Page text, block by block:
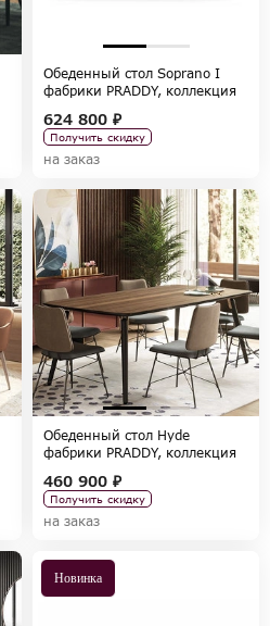
Обеденный стол Soprano I
фабрики PRADDY, коллекция
624 800 ₽
Получить скидку
на заказ
Обеденный стол Hyde
фабрики PRADDY, коллекция
460 900 ₽
Получить скидку
на заказ
Новинка